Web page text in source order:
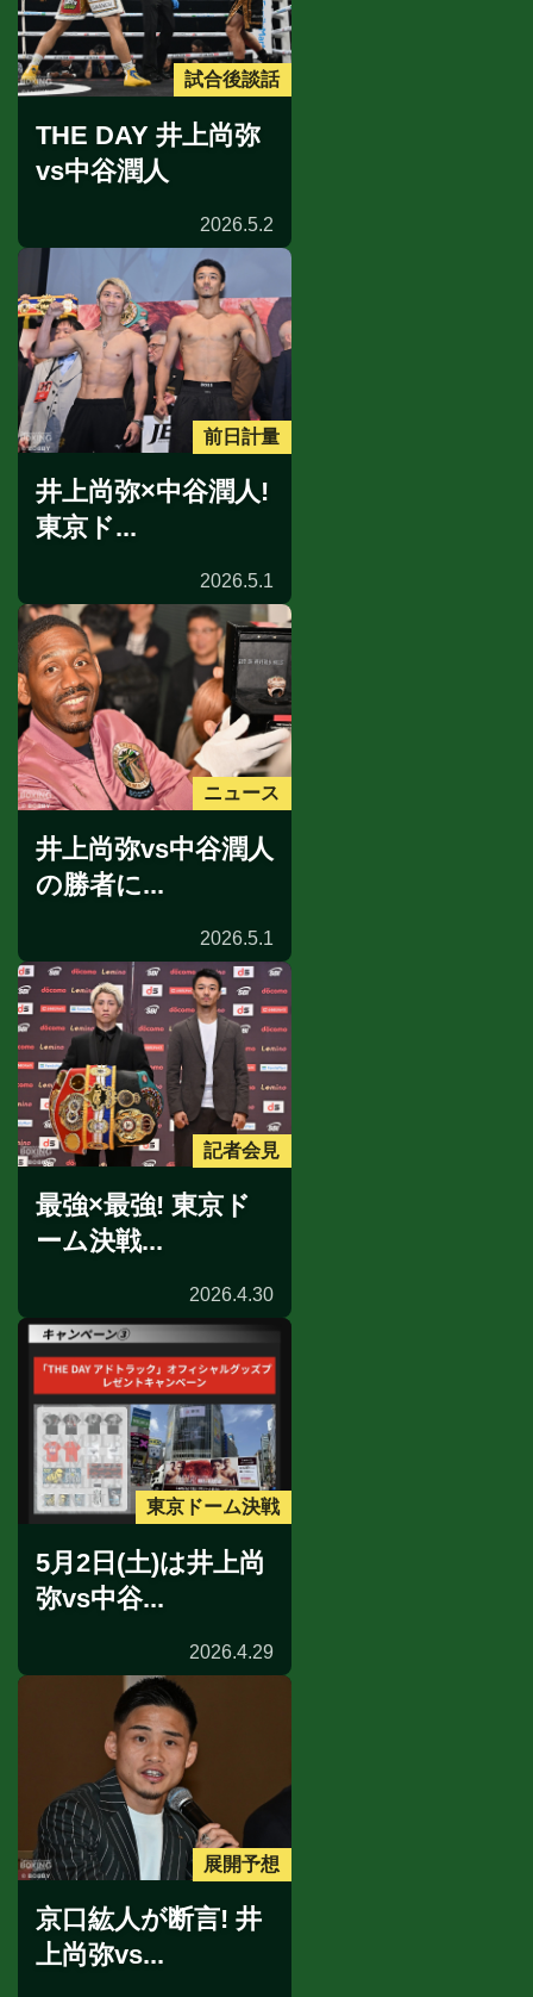
試合後談話
THE DAY 井上尚弥
vs中谷潤人
2026.5.2
前日計量
井上尚弥×中谷潤人!
東京ド...
2026.5.1
ニュース
井上尚弥vs中谷潤人
の勝者に...
2026.5.1
記者会見
最強×最強! 東京ド
ーム決戦...
2026.4.30
東京ドーム決戦
5月2日(土)は井上尚
弥vs中谷...
2026.4.29
展開予想
京口紘人が断言! 井
上尚弥vs...